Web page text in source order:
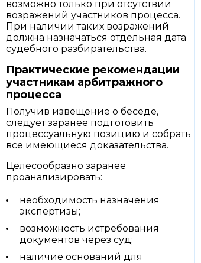
возможно только при отсутствии
возражений участников процесса.
При наличии таких возражений
должна назначаться отдельная дата
судебного разбирательства.
Практические рекомендации
участникам арбитражного
процесса
Получив извещение о беседе,
следует заранее подготовить
процессуальную позицию и собрать
все имеющиеся доказательства.
Целесообразно заранее
проанализировать:
необходимость назначения
экспертизы;
возможность истребования
документов через суд;
наличие оснований для